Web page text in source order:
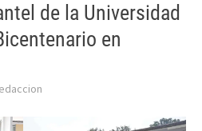
de la Universidad
en